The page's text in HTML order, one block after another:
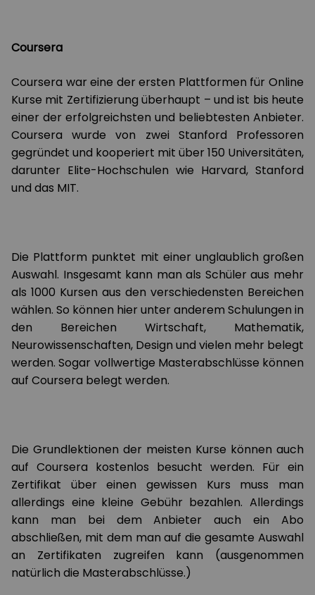
Coursera
Coursera war eine der ersten Plattformen für Online
Kurse mit Zertifizierung überhaupt – und ist bis heute
einer der erfolgreichsten und beliebtesten Anbieter.
Coursera wurde von zwei Stanford Professoren
gegründet und kooperiert mit über 150 Universitäten,
darunter Elite-Hochschulen wie Harvard, Stanford
und das MIT.
Die Plattform punktet mit einer unglaublich großen
Auswahl. Insgesamt kann man als Schüler aus mehr
als 1000 Kursen aus den verschiedensten Bereichen
wählen. So können hier unter anderem Schulungen in
den Bereichen Wirtschaft, Mathematik,
Neurowissenschaften, Design und vielen mehr belegt
werden. Sogar vollwertige Masterabschlüsse können
auf Coursera belegt werden.
Die Grundlektionen der meisten Kurse können auch
auf Coursera kostenlos besucht werden. Für ein
Zertifikat über einen gewissen Kurs muss man
allerdings eine kleine Gebühr bezahlen. Allerdings
kann man bei dem Anbieter auch ein Abo
abschließen, mit dem man auf die gesamte Auswahl
an Zertifikaten zugreifen kann (ausgenommen
natürlich die Masterabschlüsse.)